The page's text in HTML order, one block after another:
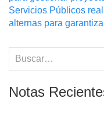
navigation
Servicios Públicos
alternas para
Notas